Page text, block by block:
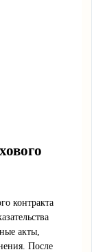
контракта
акты,
После